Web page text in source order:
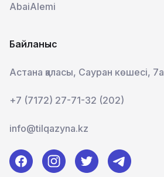
AbaiAlemi
Байланыс
Астана қаласы, Сауран көшесі, 7а
+7 (7172) 27-71-32 (202)
info@tilqazyna.kz